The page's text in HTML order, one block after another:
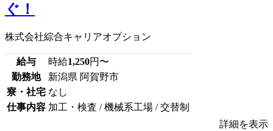
ぐ！
株式会社綜合キャリアオプション
給与 時給1,250円〜
勤務地
新潟県 阿賀野市
寮・社宅 なし
仕事内容 加工・検査 / 機械系工場 / 交替制
詳細を表示